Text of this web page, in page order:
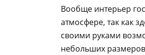
Вообще интерьер
атмосфере, так как
своими руками
небольших